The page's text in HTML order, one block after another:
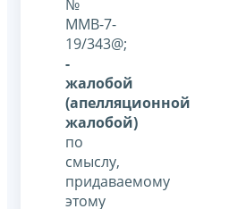
№
ММВ-7-
19/343@;
-
жалобой
(апелляционной
жалобой)
по
смыслу,
придаваемому
этому